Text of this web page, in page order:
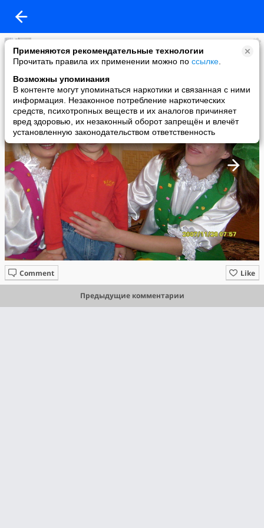
Применяются рекомендательные технологии
Прочитать правила их применении можно по ссылке
Возможны упоминания
В контенте могут упоминаться наркотики и связанная с ними
информация. Незаконное потребление наркотических
средств, психотропных веществ и их аналогов причиняет
вред здоровью, их незаконный оборот запрещён и влечёт
установленную законодательством ответственность
Оксана Костылева
added a photo
24 May в 09:21
Like
Comment
Предыдущие комментарии